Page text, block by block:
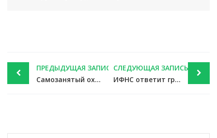
Post
navigation
ПРЕДЫДУЩАЯ ЗАПИСЬ
Самозанятый охватил услугами произвольные регионы – это не помеха для НПД — новости налоги
СЛЕДУЮЩАЯ ЗАПИСЬ
ИФНС ответит гражданину, прекратит ли исчислять налог на снесенный объект — новости налоги